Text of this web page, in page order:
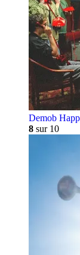
Demob
8 sur 10